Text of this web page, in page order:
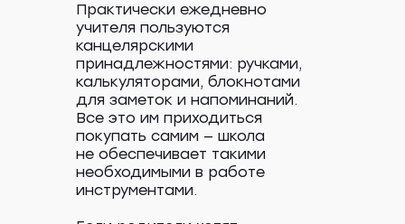
Практически ежедневно
учителя пользуются
канцелярскими
принадлежностями: ручками,
калькуляторами, блокнотами
для заметок и напоминаний.
Все это им приходиться
покупать самим — школа
не обеспечивает такими
необходимыми в работе
инструментами.